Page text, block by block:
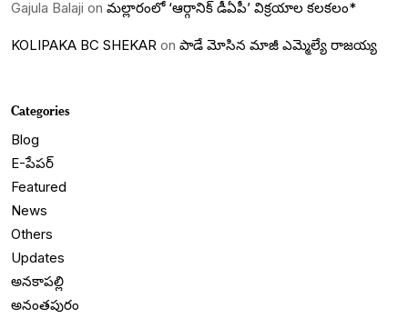
Gajula Balaji on మల్లారంలో ‘ఆర్గానిక్ డీఏపీ’ విక్రయాల కలకలం*
KOLIPAKA BC SHEKAR on పాడే మోసిన మాజీ ఎమ్మెల్యే రాజయ్య
Categories
Blog
E-పేపర్
Featured
News
Others
Updates
అనకాపల్లి
అనంతపురం